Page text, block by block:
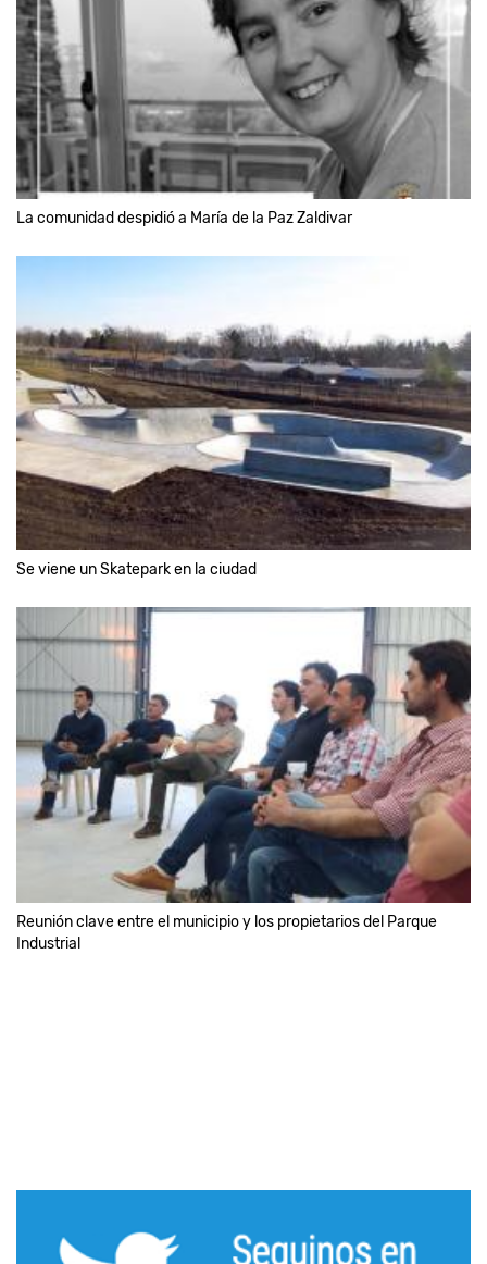
La comunidad despidió a María de la Paz Zaldivar
Se viene un Skatepark en la ciudad
Reunión clave entre el municipio y los propietarios del Parque
Industrial